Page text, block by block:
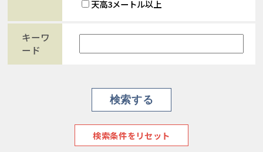
天高3メートル以上
キーワ
ード
検索条件をリセット